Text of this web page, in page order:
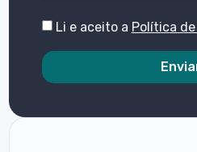
Li e aceito a Política